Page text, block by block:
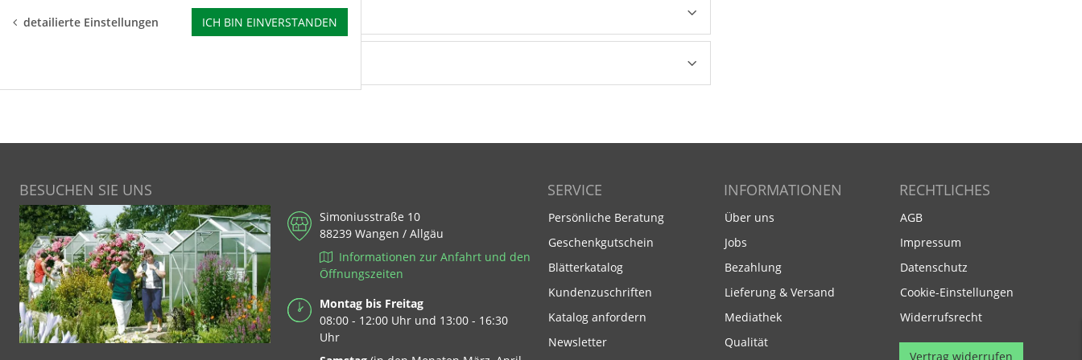
BESUCHEN SIE UNS
Simoniusstraße 10
88239 Wangen / Allgäu
Informationen zur Anfahrt und den
Öffnungszeiten
Montag bis Freitag
08:00 - 12:00 Uhr und 13:00 - 16:30
Uhr
SERVICE
Persönliche Beratung
Geschenkgutschein
Blätterkatalog
Kundenzuschriften
Footer Link
Katalog anfordern
Newsletter
INFORMATIONEN
Über uns
Jobs
Bezahlung
Lieferung & Versand
Mediathek
Qualität
RECHTLICHES
AGB
Impressum
Datenschutz
Cookie-Einstellungen
Widerrufsrecht
Vertrag widerrufen
detailierte Einstellungen ICH BIN EINVERSTANDEN